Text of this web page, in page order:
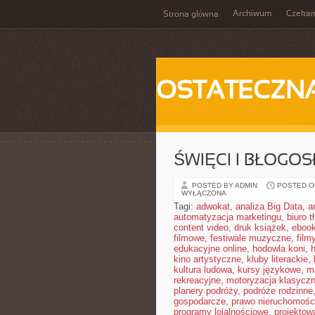
Strona główna Archiwum
ŚWIĘCI I
POSTED BY ADMIN POSTED
WYŁĄCZONA
Tagi: adwokat, analiza Big Data,
automatyzacja marketingu, biuro
content video, druk książek,
filmowe, festiwale muzyczne,
edukacyjne online, hodowla koni,
kino artystyczne, kluby literackie,
kultura ludowa, kursy językowe,
rekreacyjne, motoryzacja
planery podróży, podróże rodzinne,
gospodarcze, prawo
programy lojalnościowe,